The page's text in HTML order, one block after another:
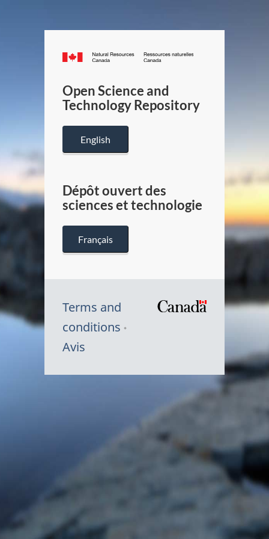
Canada.ca
/
Canada
Open Science and
Technology Repository
English
Dépôt ouvert des
sciences et technologie
Français
Terms and
conditions
Avis
du